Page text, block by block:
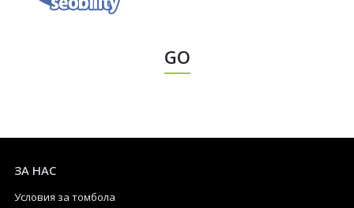
GO
ЗА НАС
Условия за томбола